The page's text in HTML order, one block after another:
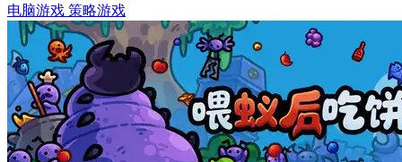
电脑游戏 策略游戏